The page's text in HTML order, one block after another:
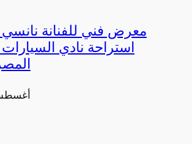
معرض فني للفنانة
استراحة نادي
13